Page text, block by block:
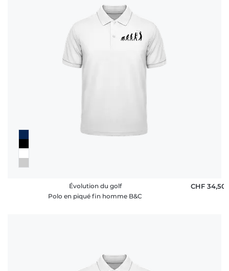
Évolution du golf
Polo en piqué fin homme B&C
CHF 34,50